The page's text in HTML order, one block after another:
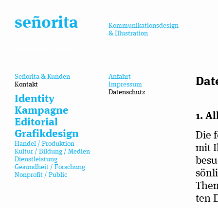
señorita
Kommunikationsdesign
& Illustration
Señorita & Kunden
Kontakt
Anfahrt
Impressum
Datenschutz
Identity
Kampagne
Editorial
Grafikdesign
Handel / Produktion
Kultur / Bildung / Medien
Dienstleistung
Gesundheit / Forschung
Nonprofit / Public
1.
Die
mit
ten